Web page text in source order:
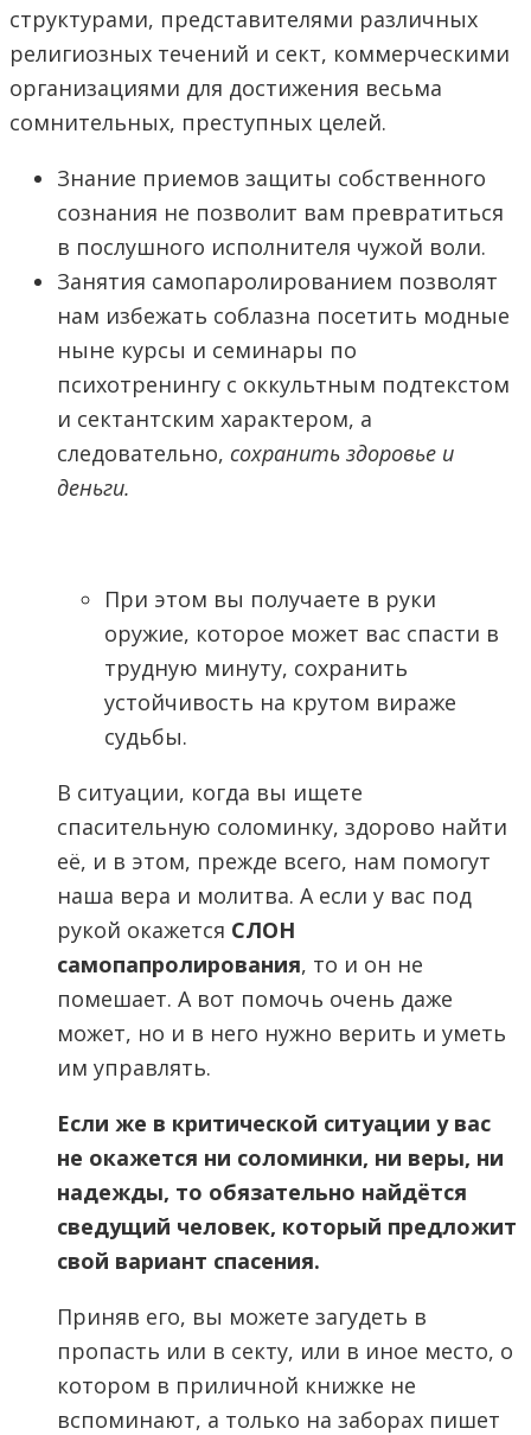
структурами, представителями различных
религиозных течений и сект, коммерческими
организациями для достижения весьма
сомнительных, преступных целей.
Знание приемов защиты собственного
сознания не позволит вам превратиться
в послушного исполнителя чужой воли.
Занятия самопаролированием позволят
нам избежать соблазна посетить модные
ныне курсы и семинары по
психотренингу с оккультным подтекстом
и сектантским характером, а
следовательно, сохранить здоровье и
деньги.
При этом вы получаете в руки
оружие, которое может вас спасти в
трудную минуту, сохранить
устойчивость на крутом вираже
судьбы.
В ситуации, когда вы ищете
спасительную соломинку, здорово найти
её, и в этом, прежде всего, нам помогут
наша вера и молитва. А если у вас под
рукой окажется СЛОН
самопапролирования, то и он не
помешает. А вот помочь очень даже
может, но и в него нужно верить и уметь
им управлять.
Если же в критической ситуации у вас
не окажется ни соломинки, ни веры, ни
надежды, то обязательно найдётся
сведущий человек, который предложит
свой вариант спасения.
Приняв его, вы можете загудеть в
пропасть или в секту, или в иное место, о
котором в приличной книжке не
вспоминают, а только на заборах пишет